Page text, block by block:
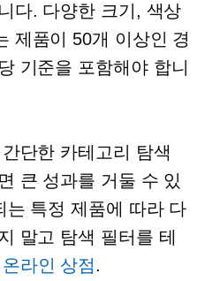
다. 다양한 크기, 색상
제품이 50개 이상인 경
기준을 포함해야 합니
단한 카테고리 탐색
큰 성과를 거둘 수 있
는 특정 제품에 따라 다
말고 탐색 필터를 테
라인 상점.